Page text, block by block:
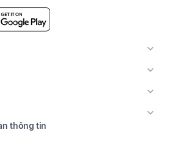
thông tin